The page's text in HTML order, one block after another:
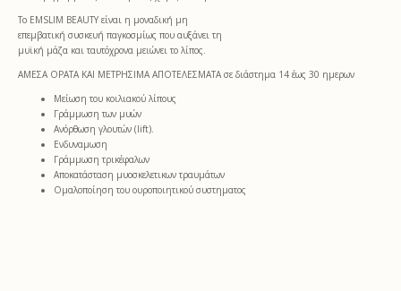
Το EMSLIM BEAUTY είναι η μοναδική μη
επεμβατική συσκευή παγκοσμίως που αυξάνει τη
μυϊκή μάζα και ταυτόχρονα μειώνει το λίπος.
ΑΜΕΣΑ ΟΡΑΤΑ ΚΑΙ ΜΕΤΡΗΣΙΜΑ ΑΠΟΤΕΛΕΣΜΑΤΑ σε διάστημα 14 έως 30 ημερων
Μείωση του κοιλιακού λίπους
Γράμμωση των μυών
Ανόρθωση γλουτών (lift).
Ενδυναμωση
Γράμμωση τρικέφαλων
Αποκατάσταση μυοσκελετικων τραυμάτων
Ομαλοποίηση του ουροποιητικού συστηματος